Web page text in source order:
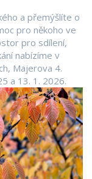
a přemýšlíte o
pro někoho ve
pro sdílení,
nabízíme v
Majerova 4.
a 13. 1. 2026.